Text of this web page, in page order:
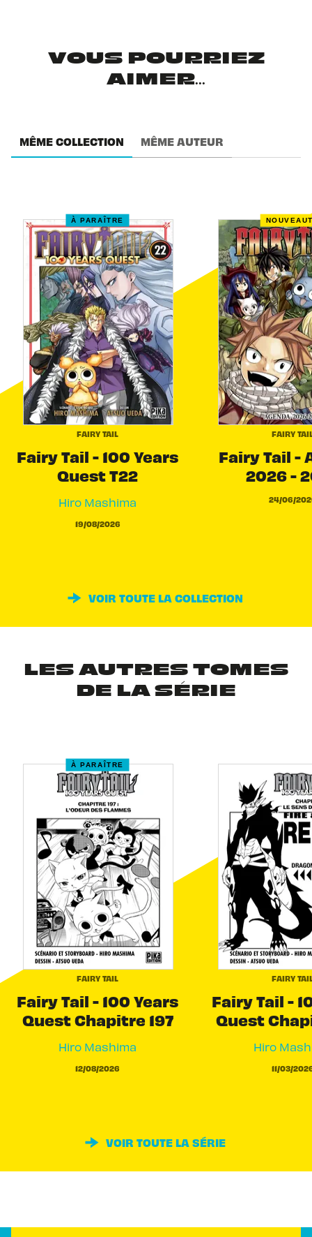
VOUS POURRIEZ
AIMER...
MÊME COLLECTION MÊME AUTEUR
À PARAÎTRE
FAIRY TAIL
Fairy Tail - 100 Years
Quest T22
Hiro Mashima
19/08/2026
FAIRY
Fairy Tail -
2026 -
24/06/
VOIR TOUTE LA COLLECTION
LES AUTRES TOMES
DE LA SÉRIE
À PARAÎTRE
FAIRY TAIL
Fairy Tail - 100 Years
Quest Chapitre 197
Hiro Mashima
12/08/2026
FAIRY
Fairy Tail -
Quest
Hiro
11/03/
VOIR TOUTE LA SÉRIE